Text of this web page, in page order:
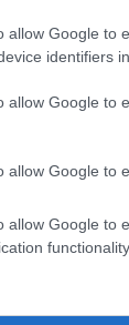
allow Google to
identifiers
allow Google to
allow Google to
allow Google to
Invia un